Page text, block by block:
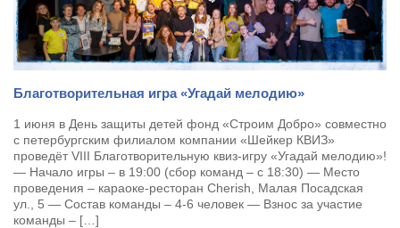
Благотворительная игра «Угадай мелодию»
1 июня в День защиты детей фонд «Строим Добро» совместно
с петербургским филиалом компании «Шейкер КВИЗ»
проведёт VIII Благотворительную квиз-игру «Угадай мелодию»!
— Начало игры – в 19:00 (сбор команд – с 18:30) — Место
проведения – караоке-ресторан Cherish, Малая Посадская
ул., 5 — Состав команды – 4-6 человек — Взнос за участие
команды – […]